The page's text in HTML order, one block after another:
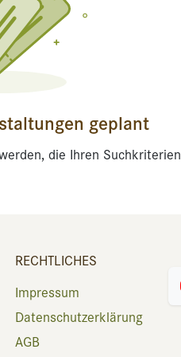
geplant
die Ihren
RECHTLICHES
Impressum
Datenschutzerklärung
AGB